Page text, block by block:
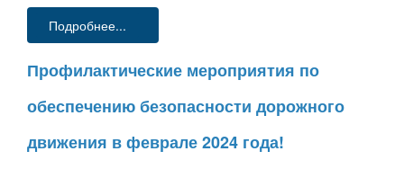
Подробнее...
Профилактические мероприятия по
обеспечению безопасности дорожного
движения в феврале 2024 года!